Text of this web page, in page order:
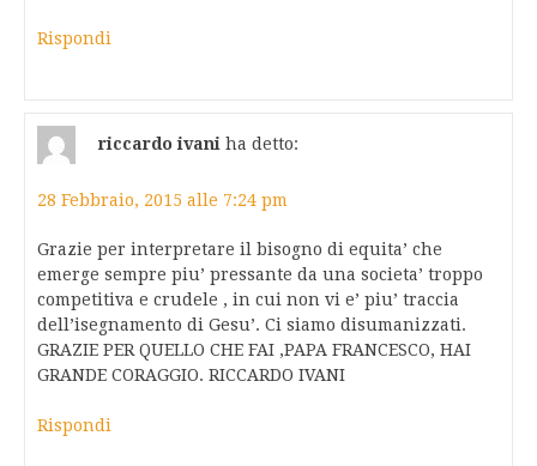
Rispondi
riccardo ivani ha detto:
28 Febbraio, 2015 alle 7:24 pm
Grazie per interpretare il bisogno di equita’ che
emerge sempre piu’ pressante da una societa’ troppo
competitiva e crudele , in cui non vi e’ piu’ traccia
dell’isegnamento di Gesu’. Ci siamo disumanizzati.
GRAZIE PER QUELLO CHE FAI ,PAPA FRANCESCO, HAI
GRANDE CORAGGIO. RICCARDO IVANI
Rispondi